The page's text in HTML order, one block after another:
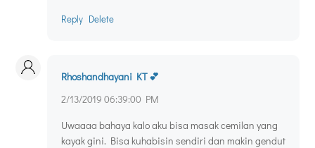
Reply Delete
Rhoshandhayani KT 💕
2/13/2019 06:39:00 PM
Uwaaaa bahaya kalo aku bisa masak cemilan yang
kayak gini. Bisa kuhabisin sendiri dan makin gendut